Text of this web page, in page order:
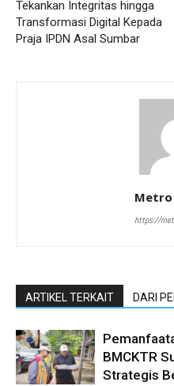
Tekankan Integritas hingga
Transformasi Digital Kepada
Praja IPDN Asal Sumbar
Metro
https://
ARTIKEL TERKAIT DARI
BMCKTR
Strategis